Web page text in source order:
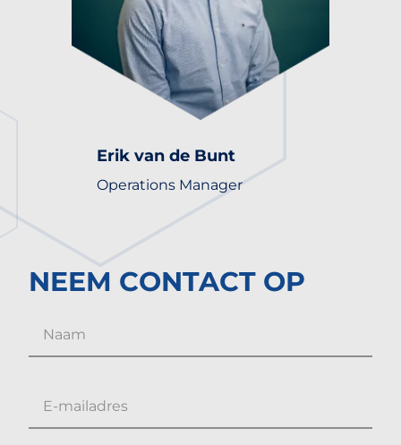
Erik van de Bunt
Operations Manager
NEEM CONTACT OP